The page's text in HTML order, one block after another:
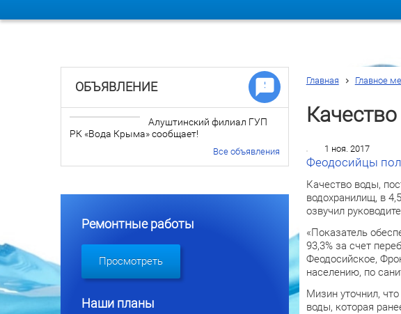
Главная Главное
1 ноя. 2017
Феодосийцы
Качество воды,
водохранилищ, в
озвучил
«Показатель
93,3% за счет
Феодосийское,
населению, по
Мизин уточнил,
воды, которая
ОБЪЯВЛЕНИЕ
Алуштинский филиал ГУП
РК «Вода Крыма» сообщает!
Все объявления
Ремонтные работы
Просмотреть
Наши планы